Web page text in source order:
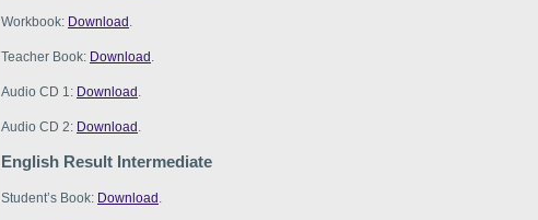
Workbook: Download
Teacher Book: Download
Audio CD 1: Download
Audio CD 2: Download
English Result Intermediate
Student’s Book: Download